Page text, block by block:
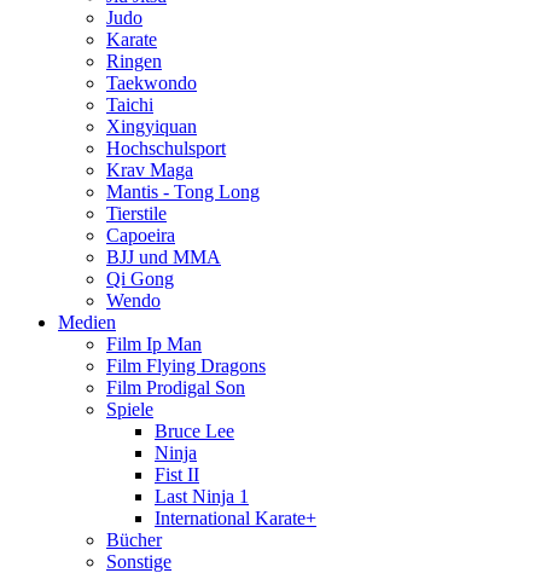
Judo
Karate
Ringen
Taekwondo
Taichi
Xingyiquan
Hochschulsport
Krav Maga
Mantis - Tong Long
Tierstile
Capoeira
BJJ und MMA
Qi Gong
Wendo
Medien
Film Ip Man
Film Flying Dragons
Film Prodigal Son
Spiele
Bruce Lee
Ninja
Fist II
Last Ninja 1
International Karate+
Bücher
Sonstige